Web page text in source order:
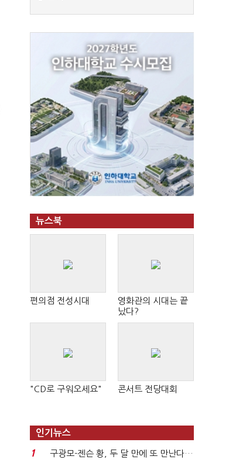
뉴스북
편의점 전성시대
영화관의 시대는 끝
났다?
"CD로 구워오세요" 콘서트 전당대회
인기뉴스
1
구광모-젠슨 황, 두 달 만에 또 만난다…